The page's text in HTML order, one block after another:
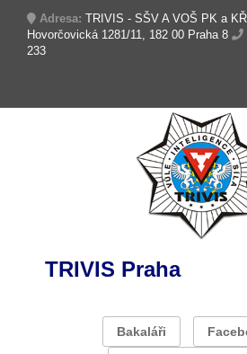
Adresa: TRIVIS - SŠV A VOŠ PK a
Hovorčovická 1281/11, 182 00 Praha 8
233
TRIVIS Praha
Bakaláři